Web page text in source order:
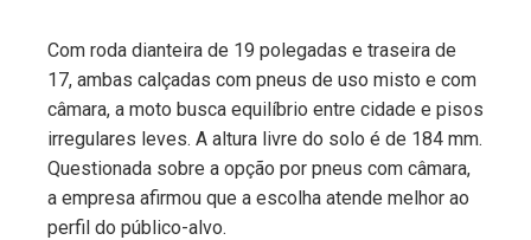
Com roda dianteira de 19 polegadas e traseira de
17, ambas calçadas com pneus de uso misto e com
câmara, a moto busca equilíbrio entre cidade e pisos
irregulares leves. A altura livre do solo é de 184 mm.
Questionada sobre a opção por pneus com câmara,
a empresa afirmou que a escolha atende melhor ao
perfil do público-alvo.